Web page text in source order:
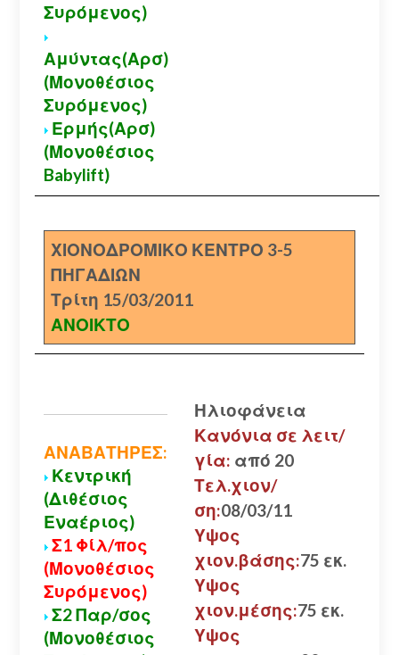
Συρόμενος)
Αμύντας(Αρσ)
(Μονοθέσιος
Συρόμενος)
Ερμής(Αρσ)
(Μονοθέσιος
Babylift)
ΧΙΟΝΟΔΡΟΜΙΚΟ ΚΕΝΤΡΟ 3-5
ΠΗΓΑΔΙΩΝ
Τρίτη 15/03/2011
ΑΝΟΙΚΤΟ
ΑΝΑΒΑΤΗΡΕΣ:
Κεντρική
(Διθέσιος
Εναέριος)
Σ1 Φίλ/πος
(Μονοθέσιος
Συρόμενος)
Σ2 Παρ/σος
(Μονοθέσιος
Ηλιοφάνεια
Κανόνια σε λειτ/
γία: από 20
Τελ.χιον/
ση:08/03/11
Υψος
χιον.βάσης:75 εκ.
Υψος
χιον.μέσης:75 εκ.
Υψος